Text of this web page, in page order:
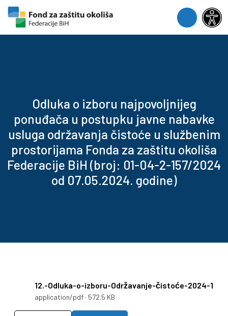
Skip to content
Skip to footer
Menu
Odluka o izboru najpovoljnijeg
ponuđača u postupku javne nabavke
usluga održavanja čistoće u službenim
prostorijama Fonda za zaštitu okoliša
Federacije BiH (broj: 01-04-2-157/2024
od 07.05.2024. godine)
12.-Odluka-o-izboru-Održavanje-čistoće-2024-1
application/pdf · 572.5 KB